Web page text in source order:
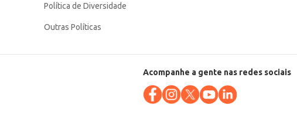
Política de Diversidade
Outras Políticas
Acompanhe a gente nas redes sociais